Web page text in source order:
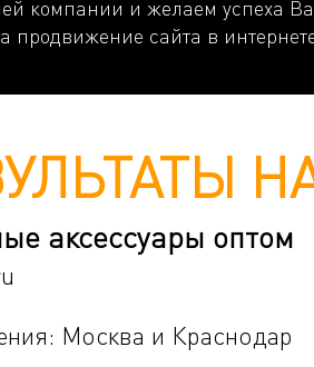
компании и желаем успеха
сайта в
аксессуары оптом
Москва и Краснодар